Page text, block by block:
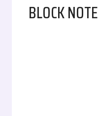
BLOCK NOTE